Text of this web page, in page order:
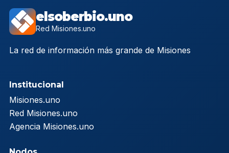
elsoberbio.uno
Red Misiones.uno
La red de información más grande de Misiones
Institucional
Misiones.uno
Red Misiones.uno
Agencia Misiones.uno